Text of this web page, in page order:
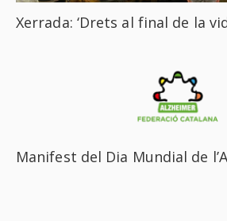
Xerrada: ‘Drets al final de la
Manifest del Dia Mundial de